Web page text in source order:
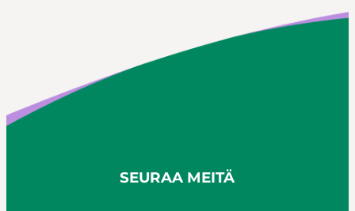
SEURAA MEITÄ